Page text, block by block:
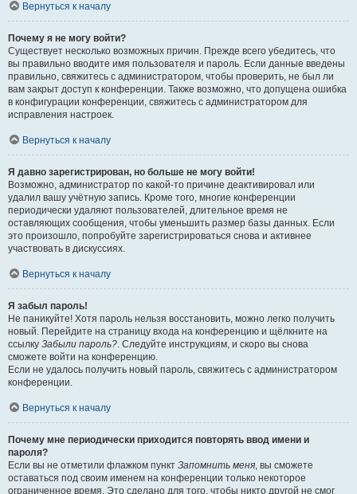
Вернуться к началу
Почему я не могу войти?
Существует несколько возможных причин. Прежде всего убедитесь, что
вы правильно вводите имя пользователя и пароль. Если данные введены
правильно, свяжитесь с администратором, чтобы проверить, не был ли
вам закрыт доступ к конференции. Также возможно, что допущена ошибка
в конфигурации конференции, свяжитесь с администратором для
исправления настроек.
Вернуться к началу
Я давно зарегистрирован, но больше не могу войти!
Возможно, администратор по какой-то причине деактивировал или
удалил вашу учётную запись. Кроме того, многие конференции
периодически удаляют пользователей, длительное время не
оставляющих сообщения, чтобы уменьшить размер базы данных. Если
это произошло, попробуйте зарегистрироваться снова и активнее
участвовать в дискуссиях.
Вернуться к началу
Я забыл пароль!
Не паникуйте! Хотя пароль нельзя восстановить, можно легко получить
новый. Перейдите на страницу входа на конференцию и щёлкните на
ссылку Забыли пароль?. Следуйте инструкциям, и скоро вы снова
сможете войти на конференцию.
Если не удалось получить новый пароль, свяжитесь с администратором
конференции.
Вернуться к началу
Почему мне периодически приходится повторять ввод имени и
пароля?
Если вы не отметили флажком пункт Запомнить меня, вы сможете
оставаться под своим именем на конференции только некоторое
ограниченное время. Это сделано для того, чтобы никто другой не смог